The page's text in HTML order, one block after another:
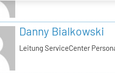
Danny Bialkowski
Leitung ServiceCenter